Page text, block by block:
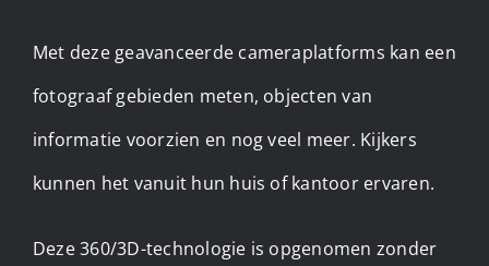
Met deze geavanceerde cameraplatforms kan een
fotograaf gebieden meten, objecten van
informatie voorzien en nog veel meer. Kijkers
kunnen het vanuit hun huis of kantoor ervaren.
Deze 360/3D-technologie is opgenomen zonder